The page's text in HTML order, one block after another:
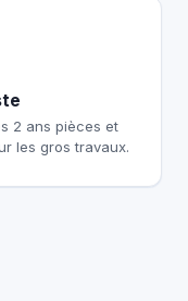
2 ans pièces et
les gros travaux.